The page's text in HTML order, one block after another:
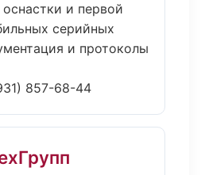
и первой
серийных
и протоколы
857-68-44